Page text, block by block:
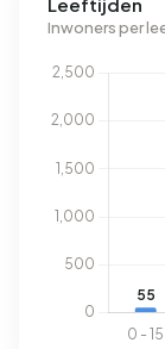
Inwoners per